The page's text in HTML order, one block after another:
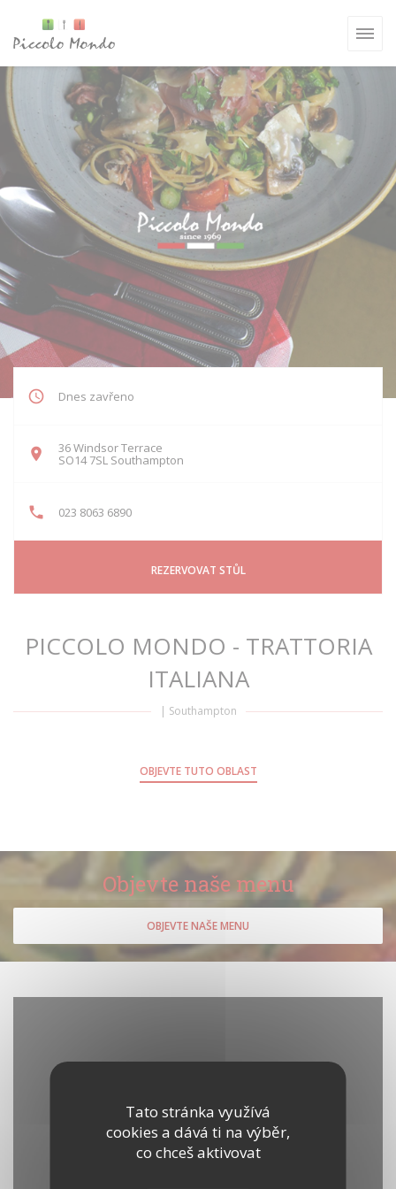
Tato stránka využívá
cookies a dává ti na výběr,
co chceš aktivovat
Dnes zavřeno
36 Windsor Terrace
SO14 7SL Southampton
023 8063 6890
REZERVOVAT STŮL
PICCOLO MONDO - TRATTORIA
ITALIANA
| Southampton
OBJEVTE TUTO OBLAST
Objevte naše menu
OBJEVTE NAŠE MENU